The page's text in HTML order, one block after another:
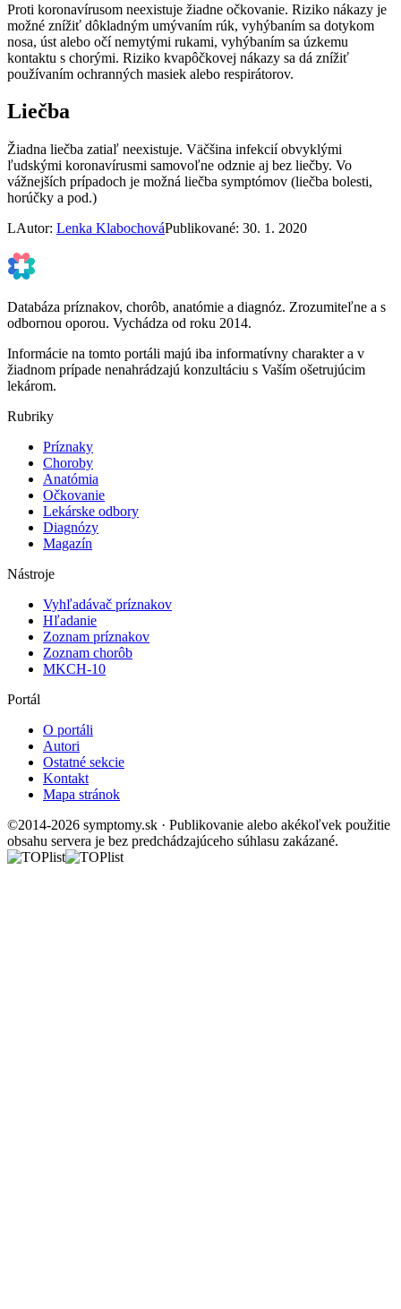
Proti koronavírusom neexistuje žiadne očkovanie. Riziko nákazy je
možné znížiť dôkladným umývaním rúk, vyhýbaním sa dotykom
nosa, úst alebo očí nemytými rukami, vyhýbaním sa úzkemu
kontaktu s chorými. Riziko kvapôčkovej nákazy sa dá znížiť
používaním ochranných masiek alebo respirátorov.
Liečba
Žiadna liečba zatiaľ neexistuje. Väčšina infekcií obvyklými
ľudskými koronavírusmi samovoľne odznie aj bez liečby. Vo
vážnejších prípadoch je možná liečba symptómov (liečba bolesti,
horúčky a pod.)
LAutor: Lenka KlabochováPublikované: 30. 1. 2020
Databáza príznakov, chorôb, anatómie a diagnóz. Zrozumiteľne a s
odbornou oporou. Vychádza od roku 2014.
Informácie na tomto portáli majú iba informatívny charakter a v
žiadnom prípade nenahrádzajú konzultáciu s Vaším ošetrujúcim
lekárom.
Rubriky
Príznaky
Choroby
Anatómia
Očkovanie
Lekárske odbory
Diagnózy
Magazín
Nástroje
Vyhľadávač príznakov
Hľadanie
Zoznam príznakov
Zoznam chorôb
MKCH-10
Portál
O portáli
Autori
Ostatné sekcie
Kontakt
Mapa stránok
©2014-2026 symptomy.sk · Publikovanie alebo akékoľvek použitie
obsahu servera je bez predchádzajúceho súhlasu zakázané.